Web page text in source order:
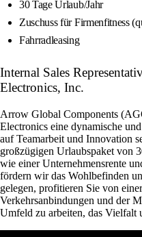
30 Tage Urlaub/Jahr
Zuschuss für Firmenfitness
Fahrradleasing
Internal Sales
Electronics, Inc.
Arrow Global Components
Electronics eine dynamische
auf Teamarbeit und Innovation
großzügigen Urlaubspaket von
wie einer Unternehmensrente
fördern wir das Wohlbefinden
gelegen, profitieren Sie von
Verkehrsanbindungen und der
Umfeld zu arbeiten, das Vielfalt